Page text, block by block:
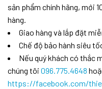
sản phẩm chính hãng, mới
hàng.
Giao hàng và lắp đặt
Chế độ bảo hành siêu
Nếu quý khách có thắc
chúng tôi 096.775.4648
https://facebook.com/